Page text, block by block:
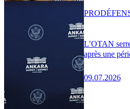
L’OTAN
après une
09.07.2026
PRO